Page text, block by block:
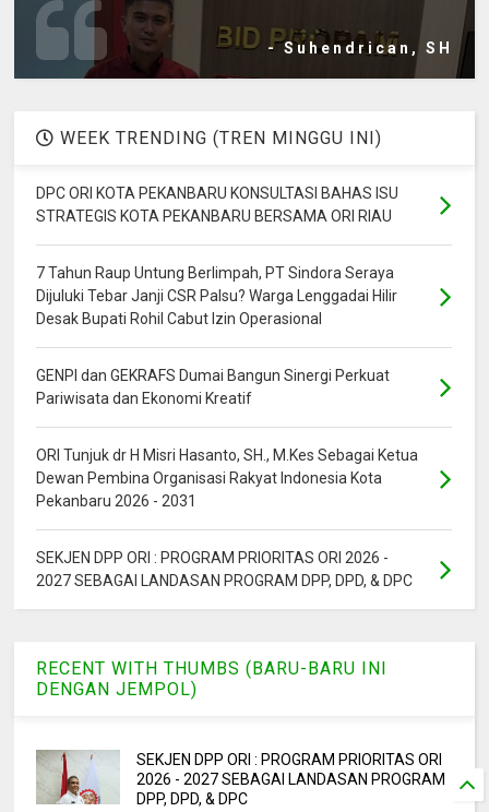
- Suhendrican, SH
WEEK TRENDING (TREN MINGGU INI)
DPC ORI KOTA PEKANBARU KONSULTASI BAHAS ISU
STRATEGIS KOTA PEKANBARU BERSAMA ORI RIAU
7 Tahun Raup Untung Berlimpah, PT Sindora Seraya
Dijuluki Tebar Janji CSR Palsu? Warga Lenggadai Hilir
Desak Bupati Rohil Cabut Izin Operasional
GENPI dan GEKRAFS Dumai Bangun Sinergi Perkuat
Pariwisata dan Ekonomi Kreatif
ORI Tunjuk dr H Misri Hasanto, SH., M.Kes Sebagai Ketua
Dewan Pembina Organisasi Rakyat Indonesia Kota
Pekanbaru 2026 - 2031
SEKJEN DPP ORI : PROGRAM PRIORITAS ORI 2026 -
2027 SEBAGAI LANDASAN PROGRAM DPP, DPD, & DPC
RECENT WITH THUMBS (BARU-BARU INI
DENGAN JEMPOL)
SEKJEN DPP ORI : PROGRAM PRIORITAS ORI
2026 - 2027 SEBAGAI LANDASAN PROGRAM
DPP, DPD, & DPC